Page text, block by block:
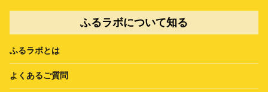
ふるラボについて知る
ふるラボとは
よくあるご質問